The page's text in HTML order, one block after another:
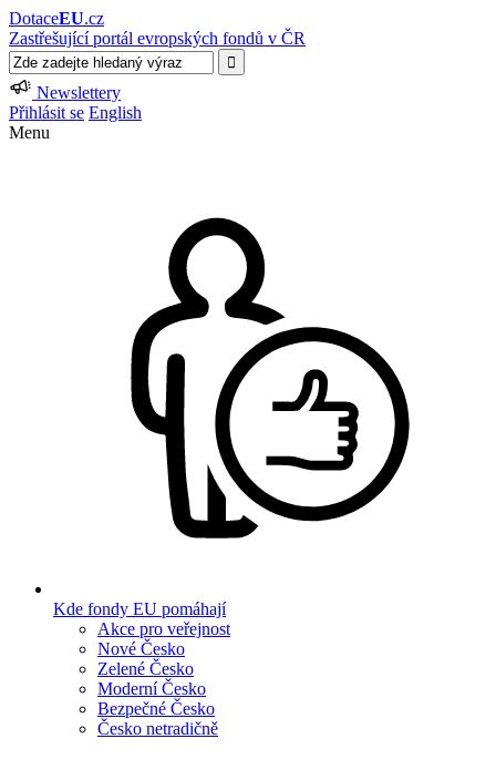
DotaceEU.cz
Zastřešující portál evropských fondů v ČR
Newslettery
Přihlásit se English
Menu
Kde fondy EU pomáhají
Akce pro veřejnost
Nové Česko
Zelené Česko
Moderní Česko
Bezpečné Česko
Česko netradičně